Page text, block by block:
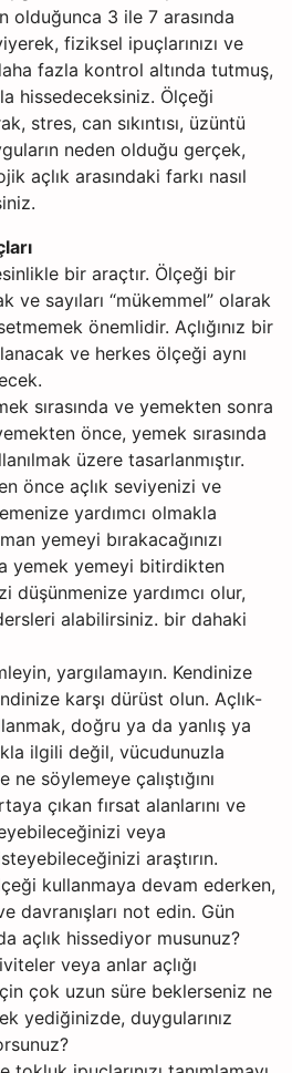
olduğunca 3 ile 7 arasında
fiziksel ipuçlarınızı ve
fazla kontrol altında tutmuş,
hissedeceksiniz. Ölçeği
stres, can sıkıntısı, üzüntü
neden olduğu gerçek,
açlık arasındaki farkı nasıl
bir araçtır. Ölçeği bir
ve sayıları “mükemmel” olarak
önemlidir. Açlığınız bir
ve herkes ölçeği aynı
sırasında ve yemekten sonra
önce, yemek sırasında
üzere tasarlanmıştır.
önce açlık seviyenizi ve
yardımcı olmakla
yemeyi bırakacağınızı
yemek yemeyi bitirdikten
düşünmenize yardımcı olur,
alabilirsiniz. bir dahaki
yargılamayın. Kendinize
karşı dürüst olun. Açlık-
doğru ya da yanlış ya
ilgili değil, vücudunuzla
söylemeye çalıştığını
çıkan fırsat alanlarını ve
veya
araştırın.
kullanmaya devam ederken,
davranışları not edin. Gün
açlık hissediyor musunuz?
veya anlar açlığı
çok uzun süre beklerseniz ne
yediğinizde, duygularınız